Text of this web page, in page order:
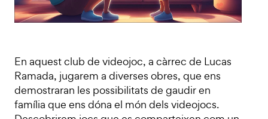
En aquest club de videojoc, a càrrec de Lucas
Ramada, jugarem a diverses obres, que ens
demostraran les possibilitats de gaudir en
família que ens dóna el món dels videojocs.